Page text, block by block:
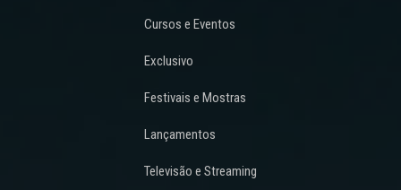
Cursos e Eventos
Exclusivo
Festivais e Mostras
Lançamentos
Televisão e Streaming